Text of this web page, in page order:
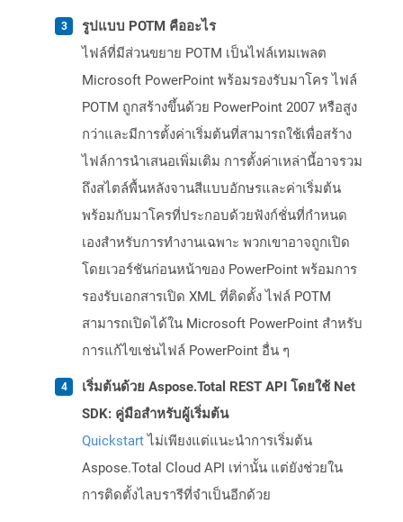
รูปแบบ POTM คืออะไร
ไฟล์ที่มีส่วนขยาย POTM เป็นไฟล์เทมเพลต
Microsoft PowerPoint พร้อมรองรับมาโคร ไฟล์
POTM ถูกสร้างขึ้นด้วย PowerPoint 2007 หรือสูง
กว่าและมีการตั้งค่าเริ่มต้นที่สามารถใช้เพื่อสร้าง
ไฟล์การนำเสนอเพิ่มเติม การตั้งค่าเหล่านี้อาจรวม
ถึงสไตล์พื้นหลังจานสีแบบอักษรและค่าเริ่มต้น
พร้อมกับมาโครที่ประกอบด้วยฟังก์ชั่นที่กำหนด
เองสำหรับการทำงานเฉพาะ พวกเขาอาจถูกเปิด
โดยเวอร์ชันก่อนหน้าของ PowerPoint พร้อมการ
รองรับเอกสารเปิด XML ที่ติดตั้ง ไฟล์ POTM
สามารถเปิดได้ใน Microsoft PowerPoint สำหรับ
การแก้ไขเช่นไฟล์ PowerPoint อื่น ๆ
เริ่มต้นด้วย Aspose.Total REST API โดยใช้ Net
SDK: คู่มือสำหรับผู้เริ่มต้น
Quickstartไม่เพียงแต่แนะนำการเริ่มต้น
Aspose.Total Cloud API เท่านั้น แต่ยังช่วยใน
การติดตั้งไลบรารีที่จำเป็นอีกด้วย